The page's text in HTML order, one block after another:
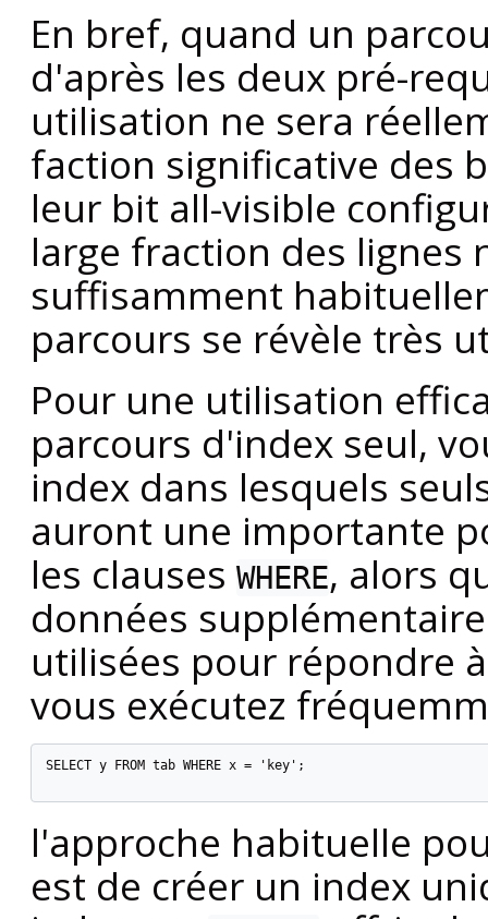
En bref, quand un
d'après les deux pré-
utilisation ne sera
faction significative des
leur bit all-visible
large fraction des lignes
suffisamment
parcours se révèle très
Pour une utilisation
parcours d'index seul,
index dans lesquels
auront une importante
les clauses WHERE, alors
données
utilisées pour répondre
vous exécutez
SELECT y FROM tab WHERE x = 'key';
l'approche habituelle
est de créer un index